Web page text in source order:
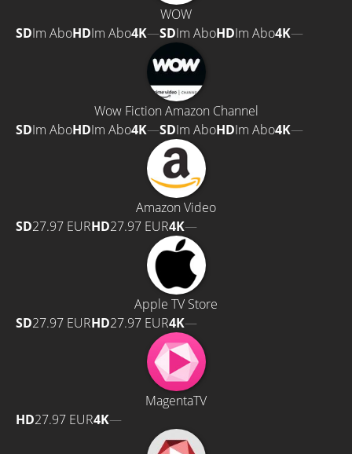
WOW
SDIm AboHDIm Abo4K—SDIm AboHDIm Abo4K—
Wow Fiction Amazon Channel
SDIm AboHDIm Abo4K—SDIm AboHDIm Abo4K—
Amazon Video
SD27.97 EURHD27.97 EUR4K—
Apple TV Store
SD27.97 EURHD27.97 EUR4K—
MagentaTV
HD27.97 EUR4K—